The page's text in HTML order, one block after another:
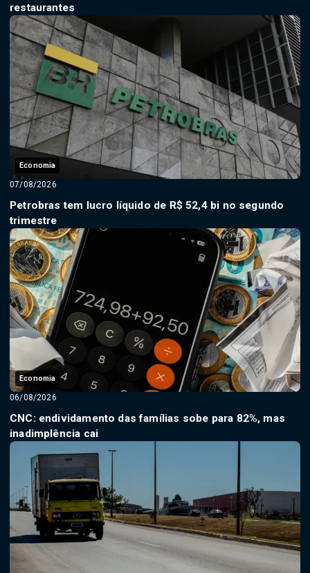
restaurantes
Economia
07/08/2026
Petrobras tem lucro líquido de R$ 52,4 bi no segundo
trimestre
Economia
06/08/2026
CNC: endividamento das famílias sobe para 82%, mas
inadimplência cai